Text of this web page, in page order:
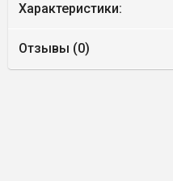
Характеристики:
Отзывы (0)